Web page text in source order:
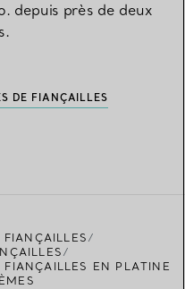
depuis près de deux
DE FIANÇAILLES
EN PLATINE